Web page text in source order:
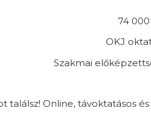
74
OKJ
Szakmai
Online, távoktatásos és